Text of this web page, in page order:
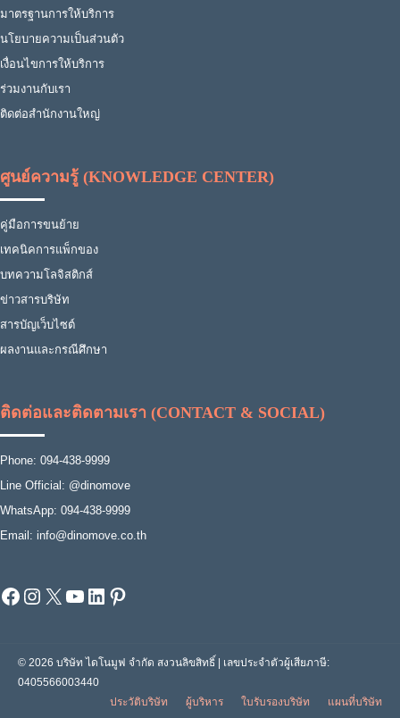
มาตรฐานการให้บริการ
นโยบายความเป็นส่วนตัว
เงื่อนไขการให้บริการ
ร่วมงานกับเรา
ติดต่อสำนักงานใหญ่
ศูนย์ความรู้ (KNOWLEDGE CENTER)
คู่มือการขนย้าย
เทคนิคการแพ็กของ
บทความโลจิสติกส์
ข่าวสารบริษัท
สารบัญเว็บไซต์
ผลงานและกรณีศึกษา
ติดต่อและติดตามเรา (CONTACT & SOCIAL)
Phone: 094-438-9999
Line Official: @dinomove
WhatsApp: 094-438-9999
Email: info@dinomove.co.th
Facebook
Instagram
X YouTube
LinkedIn
Pinterest
© 2026 บริษัท ไดโนมูฟ จำกัด สงวนลิขสิทธิ์ | เลขประจำตัวผู้เสียภาษี:
0405566003440
ประวัติบริษัท
ผู้บริหาร ใบรับรองบริษัท แผนที่บริษัท